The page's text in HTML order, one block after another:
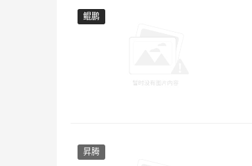
鲲鹏
鲲鹏
昇腾